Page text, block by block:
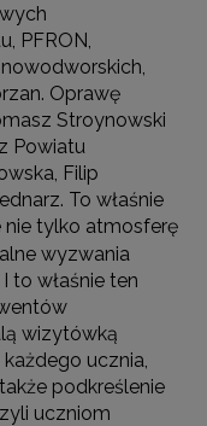
PFRON,
Oprawę
Stroynowski
Powiatu
Filip
To właśnie
nie tylko atmosferę
wyzwania
to właśnie ten
wizytówką
ucznia,
podkreślenie
uczniom